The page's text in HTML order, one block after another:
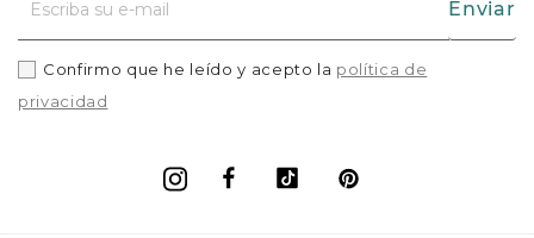
Enviar
Confirmo que he leído y acepto la política de
privacidad
FacebookVimeo
Instagram